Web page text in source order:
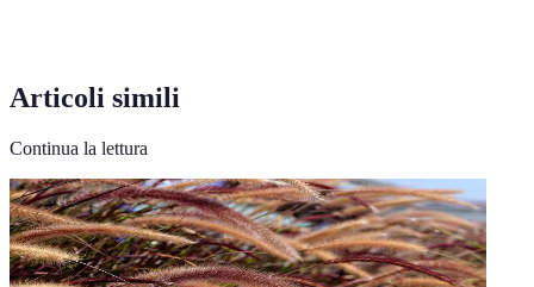
Articoli simili
Continua la lettura